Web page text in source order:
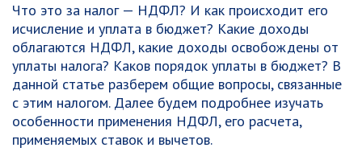
Что это за налог — НДФЛ? И как происходит его
исчисление и уплата в бюджет? Какие доходы
облагаются НДФЛ, какие доходы освобождены от
уплаты налога? Каков порядок уплаты в бюджет? В
данной статье разберем общие вопросы, связанные
с этим налогом. Далее будем подробнее изучать
особенности применения НДФЛ, его расчета,
применяемых ставок и вычетов.